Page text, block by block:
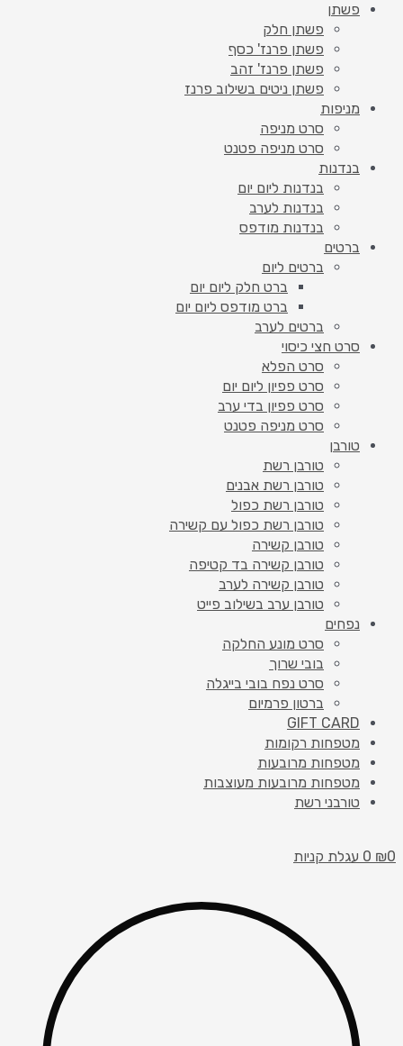
פשתן
פשתן חלק
פשתן פרנז' כסף
פשתן פרנז' זהב
פשתן ניטים בשילוב פרנז
מניפות
סרט מניפה
סרט מניפה פטנט
בנדנות
בנדנות ליום יום
בנדנות לערב
בנדנות מודפס
ברטים
ברטים ליום
ברט חלק ליום יום
ברט מודפס ליום יום
ברטים לערב
סרט חצי כיסוי
סרט הפלא
סרט פפיון ליום יום
סרט פפיון בדי ערב
סרט מניפה פטנט
טורבן
טורבן רשת
טורבן רשת אבנים
טורבן רשת כפול
טורבן רשת כפול עם קשירה
טורבן קשירה
טורבן קשירה בד קטיפה
טורבן קשירה לערב
טורבן ערב בשילוב פייט
נפחים
סרט מונע החלקה
בובי שרוך
סרט נפח בובי בייגלה
ברטון פרמיום
GIFT CARD
מטפחות רקומות
מטפחות מרובעות
מטפחות מרובעות מעוצבות
טורבני רשת
₪0
0 עגלת קניות